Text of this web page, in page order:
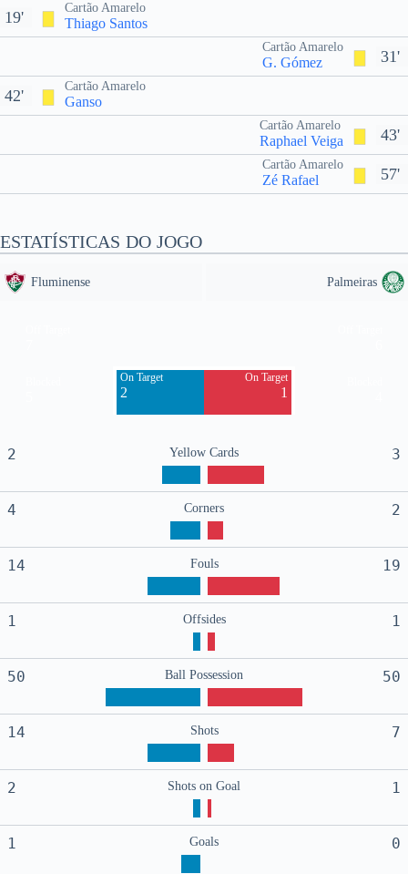
Cartão Amarelo
Thiago Santos
19'
31'
Cartão Amarelo
G. Gómez
Cartão Amarelo
Ganso
42'
43'
Cartão Amarelo
Raphael Veiga
57'
Cartão Amarelo
Zé Rafael
ESTATÍSTICAS DO JOGO
Fluminense Palmeiras
On Target
2
On Target
1
2 Yellow Cards 3
4 Corners 2
14 Fouls 19
1 Offsides 1
50 Ball Possession 50
14 Shots 7
2 Shots on Goal 1
1 Goals 0